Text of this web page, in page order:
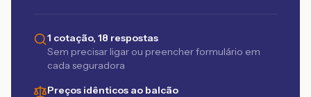
1 cotação, 18 respostas
Sem precisar ligar ou preencher formulário em
cada seguradora
Preços idênticos ao balcão